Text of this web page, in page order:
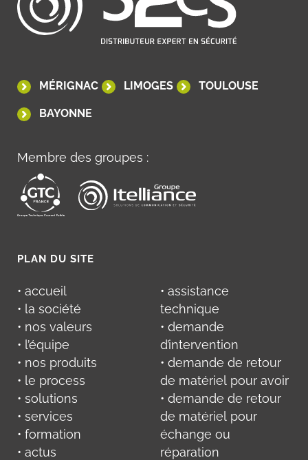
MÉRIGNAC LIMOGES TOULOUSE
BAYONNE
Membre des groupes :
PLAN DU SITE
• accueil
• la société
• nos valeurs
• l’équipe
• nos produits
• le process
• solutions
• services
• formation
• actus
• assistance
technique
• demande
d’intervention
• demande de retour
de matériel pour avoir
• demande de retour
de matériel pour
échange ou
réparation